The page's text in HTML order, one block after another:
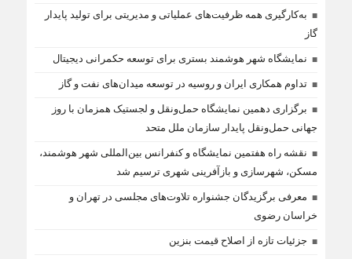
جشنواره امسال ۷۵ درصد مؤلفان از دانشجویان
مرد و ۲۵ درصد از خانم‌ها بوده‌اند. مقطع
تحصیلی دانشجویان مؤلف به ترت
به‌کارگیری همه ظرفیت‌های عملیاتی و مدیریتی برای تولید پایدار
گاز
نمایشگاه شهر هوشمند بستری برای توسعه حکمرانی دیجیتال
تداوم همکاری ایران و روسیه در توسعه میدان‌های نفت و گاز
برگزاری دهمین نمایشگاه حمل‌ونقل و لجستیک همزمان با روز
جهانی حمل‌ونقل پایدار سازمان ملل متحد
نقشه راه هفتمین نمایشگاه و کنفرانس بین‌المللی شهر هوشمند،
مسکن، شهرسازی و بازآفرینی شهری ترسیم شد
معرفی برگزیدگان جشنواره تلاوت‌های مجلسی در تهران و
خراسان رضوی
جزئیات تازه از اصلاح قیمت بنزین